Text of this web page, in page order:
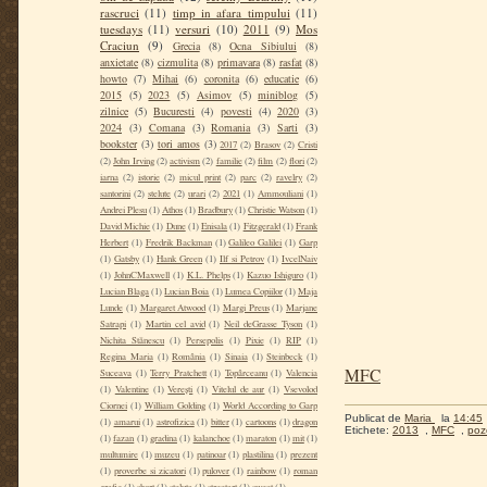
rascruci (11) timp in afara timpului (11)
tuesdays (11) versuri (10) 2011 (9) Mos
Craciun
(9) Grecia (8) Ocna Sibiului
(8)
anxietate (8) cizmulita (8) primavara (8) rasfat (8)
howto (7) Mihai (6) coronita (6) educatie (6)
2015 (5) 2023 (5) Asimov (5) miniblog (5)
zilnice (5) Bucuresti (4) povesti (4) 2020 (3)
2024 (3) Comana (3) Romania (3) Sarti (3)
bookster (3) tori amos (3) 2017 (2) Brasov (2) Cristi
(2)John Irving (2)activism (2) familie(2)film (2) flori(2)
iarna (2) istorie (2) micul print (2) parc (2) ravelry (2)
santorini (2) stelute (2) urari (2) 2021 (1) Ammouliani (1)
Andrei Plesu(1)Athos(1)Bradbury(1)Christie Watson(1)
David Michie (1) Dune(1)Enisala (1) Fitzgerald(1)Frank
Herbert (1) Fredrik Backman (1) Galileo Galilei (1) Garp
(1) Gatsby (1) Hank Green (1) Ilf si Petrov (1) IvcelNaiv
(1) JohnCMaxwell (1) K.L. Phelps (1) Kazuo Ishiguro (1)
Lucian Blaga(1)Lucian Boia (1)Lumea Copiilor(1)Maja
Lunde (1) Margaret Atwood (1) Margi Preus (1) Marjane
Satrapi (1) Martin cel avid (1) Neil deGrasse Tyson (1)
Nichita Stănescu (1) Persepolis (1) Pixie (1) RIP (1)
Regina Maria (1) România (1) Sinaia (1) Steinbeck (1)
Suceava (1) Terry Pratchett (1) Topârceanu (1) Valencia
(1) Valentine (1) Verești (1) Vitelul de aur (1) Vsevolod
Ciornei (1) William Golding (1) World According to Garp
(1) amarui (1) astrofizica (1) bitter (1) cartoons (1) dragon
(1)fazan (1)gradina(1) kalanchoe (1)maraton (1) mit(1)
multumire (1) muzeu (1) patinoar (1) plastilina (1) prezent
(1) proverbe si zicatori (1) pulover (1) rainbow (1) roman
MFC
Publicat de Maria la 14:45
Etichete: 2013 , MFC ,